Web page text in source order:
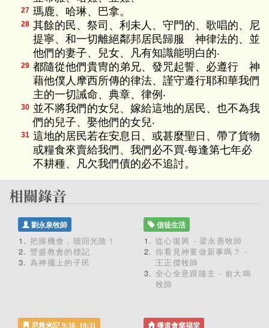
27 瑪鹿、哈琳、巴拿。
28 其餘的民、祭司、利未人、守門的、歌唱的、尼
提寧、和一切離絕鄰邦居民歸服 神律法的、並
他們的妻子、兒女、凡有知識能明白的‧
29 都隨從他們貴冑的弟兄、發咒起誓、必遵行 神
藉他僕人摩西所傳的律法、謹守遵行耶和華我們
主的一切誡命、典章、律例‧
30 並不將我們的女兒、嫁給這地的居民、也不為我
們的兒子、娶他們的女兒‧
31 這地的居民若在安息日、或甚麼聖日、帶了貨物
或糧食來賣給我們、我們必不買‧每逢第七年必
不耕種、凡欠我們債的必不追討。
劉永泉牧師
把握機會，贖回光陰！
豐盛教會的標記
為神擺上的子民
信徒生活
從心復興 - 梁永善牧師
你看見神要做新事嗎？ -
王正傑牧師
全心全意跟隨主 - 俞大鳴
牧師
尼希米記 9:38- 10:31 播道會窩福堂